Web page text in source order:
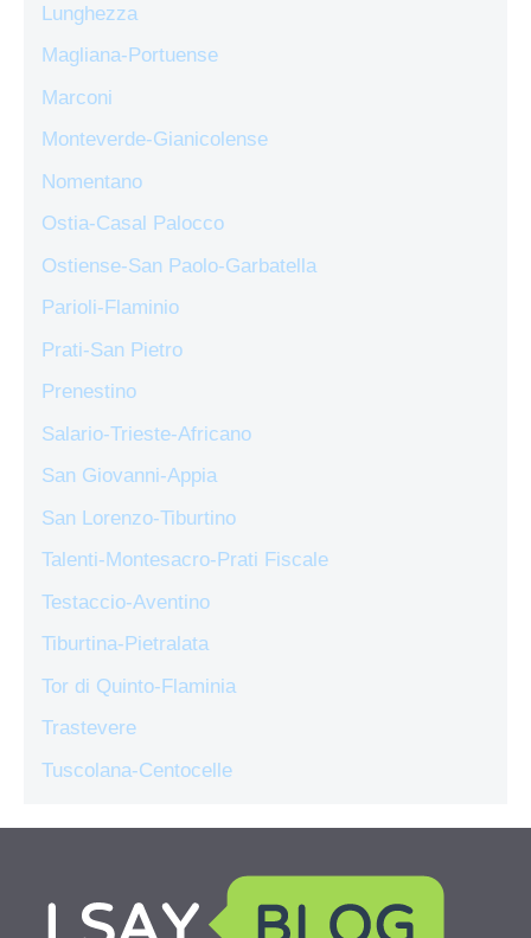
Lunghezza
Magliana-Portuense
Marconi
Monteverde-Gianicolense
Nomentano
Ostia-Casal Palocco
Ostiense-San Paolo-Garbatella
Parioli-Flaminio
Prati-San Pietro
Prenestino
Salario-Trieste-Africano
San Giovanni-Appia
San Lorenzo-Tiburtino
Talenti-Montesacro-Prati Fiscale
Testaccio-Aventino
Tiburtina-Pietralata
Tor di Quinto-Flaminia
Trastevere
Tuscolana-Centocelle